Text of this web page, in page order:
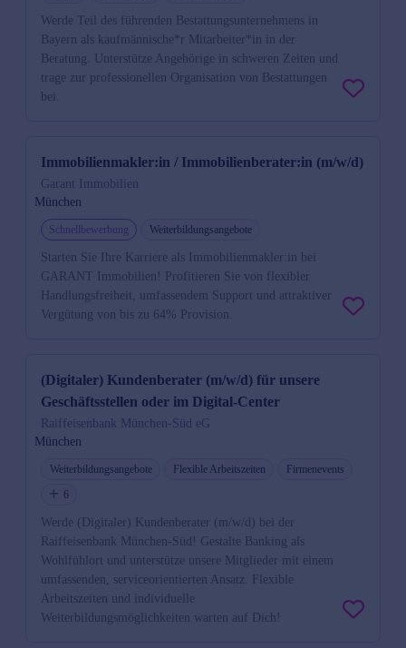
Werde Teil des führenden Bestattungsunternehmens in
Bayern als kaufmännische*r Mitarbeiter*in in der
Beratung. Unterstütze Angehörige in schweren Zeiten und
trage zur professionellen Organisation von Bestattungen
bei.
Immobilienmakler:in / Immobilienberater:in (m/w/d)
Garant Immobilien
München
Schnellbewerbung Weiterbildungsangebote
Starten Sie Ihre Karriere als Immobilienmakler:in bei
GARANT Immobilien! Profitieren Sie von flexibler
Handlungsfreiheit, umfassendem Support und attraktiver
Vergütung von bis zu 64% Provision.
(Digitaler) Kundenberater (m/w/d) für unsere
Geschäftsstellen oder im Digital-Center
Raiffeisenbank München-Süd eG
München
Weiterbildungsangebote Flexible Arbeitszeiten
Firmenevents
6
Werde (Digitaler) Kundenberater (m/w/d) bei der
Raiffeisenbank München-Süd! Gestalte Banking als
Wohlfühlort und unterstütze unsere Mitglieder mit einem
umfassenden, serviceorientierten Ansatz. Flexible
Arbeitszeiten und individuelle
Weiterbildungsmöglichkeiten warten auf Dich!